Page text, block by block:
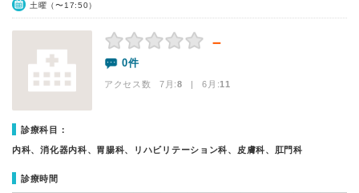
土曜（〜17:50）
－
0件
アクセス数 7月:8 | 6月:11
診療科目：
内科、消化器内科、胃腸科、リハビリテーション科、皮膚科、肛門科
診療時間